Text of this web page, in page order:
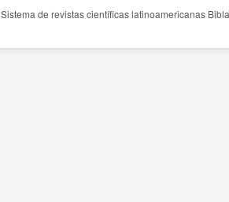
Sistema de revistas científicas latinoamericanas